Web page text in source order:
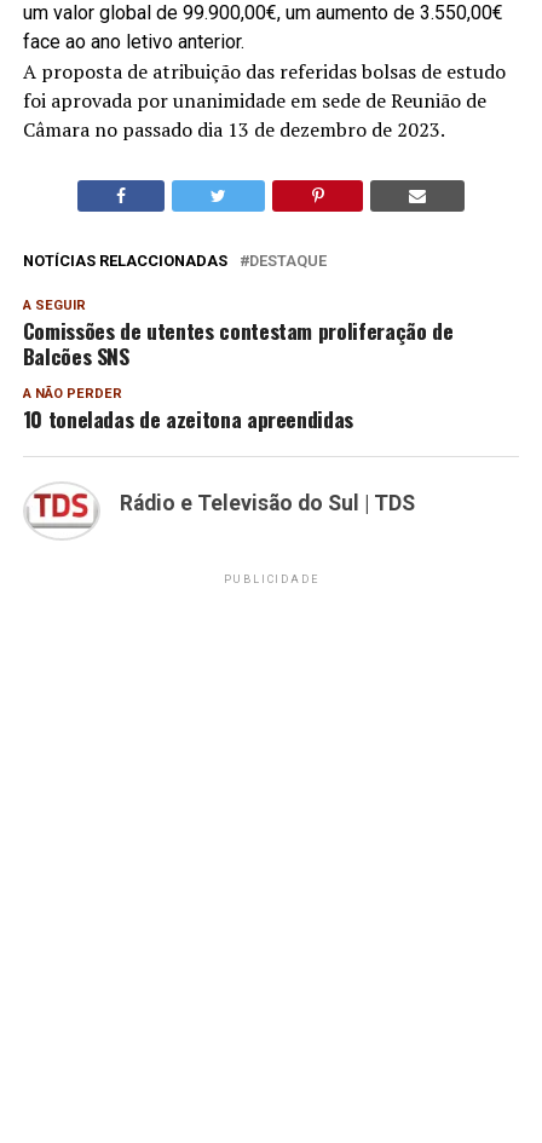
um valor global de 99.900,00€, um aumento de 3.550,00€
face ao ano letivo anterior.
A proposta de atribuição das referidas bolsas de estudo
foi aprovada por unanimidade em sede de Reunião de
Câmara no passado dia 13 de dezembro de 2023.
NOTÍCIAS RELACCIONADAS DESTAQUE
A SEGUIR
Comissões de utentes contestam proliferação de
Balcões SNS
A NÃO PERDER
10 toneladas de azeitona apreendidas
Rádio e Televisão do Sul | TDS
PUBLICIDADE